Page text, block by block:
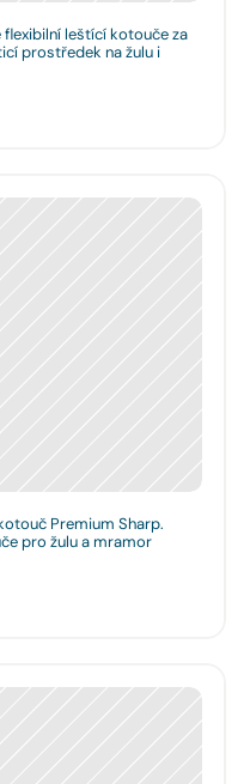
leštící kotouče za
prostředek na žulu i
Premium Sharp.
pro žulu a mramor